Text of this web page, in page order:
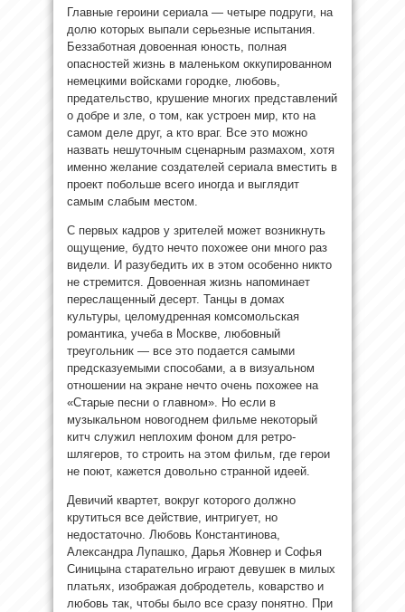
Главные героини сериала — четыре подруги, на
долю которых выпали серьезные испытания.
Беззаботная довоенная юность, полная
опасностей жизнь в маленьком оккупированном
немецкими войсками городке, любовь,
предательство, крушение многих представлений
о добре и зле, о том, как устроен мир, кто на
самом деле друг, а кто враг. Все это можно
назвать нешуточным сценарным размахом, хотя
именно желание создателей сериала вместить в
проект побольше всего иногда и выглядит
самым слабым местом.
С первых кадров у зрителей может возникнуть
ощущение, будто нечто похожее они много раз
видели. И разубедить их в этом особенно никто
не стремится. Довоенная жизнь напоминает
переслащенный десерт. Танцы в домах
культуры, целомудренная комсомольская
романтика, учеба в Москве, любовный
треугольник — все это подается самыми
предсказуемыми способами, а в визуальном
отношении на экране нечто очень похожее на
«Старые песни о главном». Но если в
музыкальном новогоднем фильме некоторый
китч служил неплохим фоном для ретро-
шлягеров, то строить на этом фильм, где герои
не поют, кажется довольно странной идеей.
Девичий квартет, вокруг которого должно
крутиться все действие, интригует, но
недостаточно. Любовь Константинова,
Александра Лупашко, Дарья Жовнер и Софья
Синицына старательно играют девушек в милых
платьях, изображая добродетель, коварство и
любовь так, чтобы было все сразу понятно. При